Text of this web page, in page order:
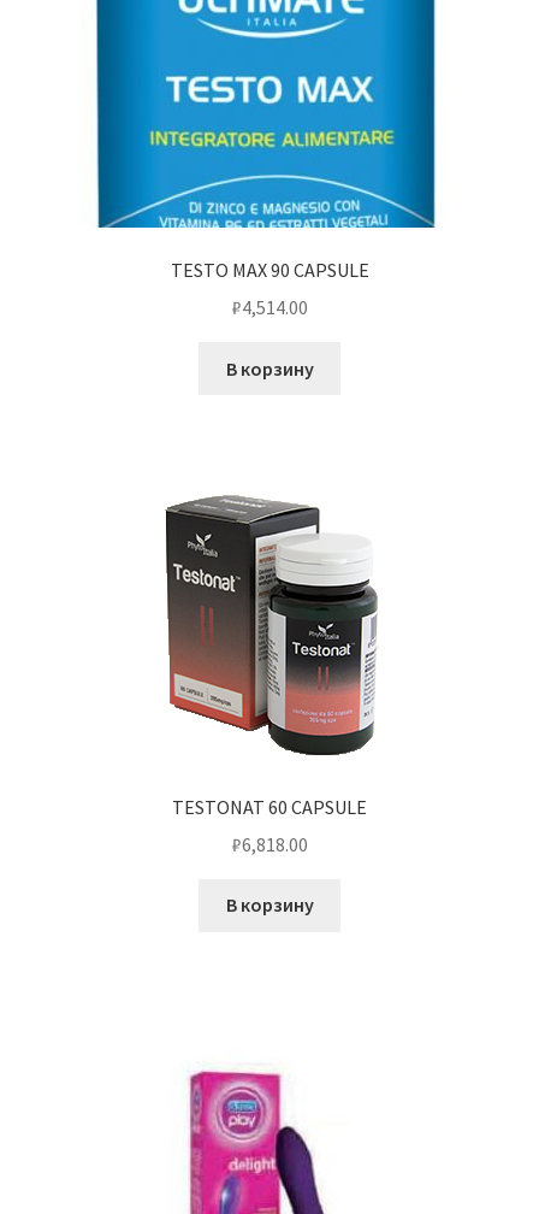
TESTO MAX 90 CAPSULE
₽4,514.00
В корзину
TESTONAT 60 CAPSULE
₽6,818.00
В корзину